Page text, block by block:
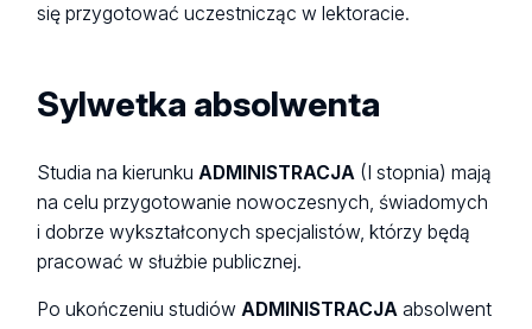
się przygotować uczestnicząc w lektoracie.
Sylwetka absolwenta
Studia na kierunkuADMINISTRACJA (I stopnia) mają
na celu przygotowanie nowoczesnych, świadomych
i dobrze wykształconych specjalistów, którzy będą
pracować w służbie publicznej.
Po ukończeniu studiów ADMINISTRACJA absolwent